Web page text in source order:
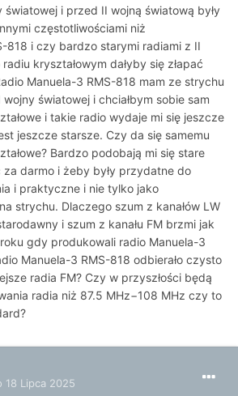
światowej i przed II wojną światową były
częstotliwościami niż
818 i czy bardzo starymi radiami z II
kryształowym dałyby się złapać
Manuela-3 RMS-818 mam ze strychu
światowej i chciałbym sobie sam
i takie radio wydaje mi się jeszcze
jeszcze starsze. Czy da się samemu
Bardzo podobają mi się stare
darmo i żeby były przydatne do
i praktyczne i nie tylko jako
strychu. Dlaczego szum z kanałów LW
i szum z kanału FM brzmi jak
gdy produkowali radio Manuela-3
Manuela-3 RMS-818 odbierało czysto
radia FM? Czy w przyszłości będą
radia niż 87.5 MHz−108 MHz czy to
18 Lipca 2025